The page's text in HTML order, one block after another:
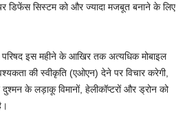
डिफेंस सिस्टम को और ज्यादा मजबूत बनाने के लिए
परिषद इस महीने के आखिर तक अत्यधिक मोबाइल
की स्वीकृति (एओएन) देने पर विचार करेगी,
के लड़ाकू विमानों, हेलीकॉप्टरों और ड्रोन को